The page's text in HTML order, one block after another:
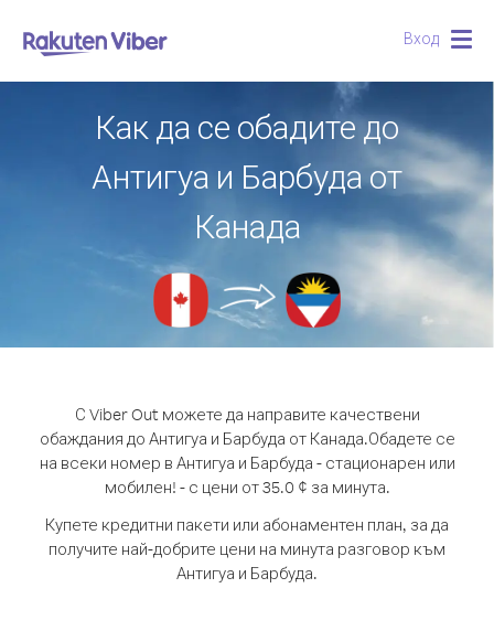
Вход
Как да се обадите до
Антигуа и Барбуда от
Канада
С Viber Out можете да направите качествени
обаждания до Антигуа и Барбуда от Канада.Обадете се
на всеки номер в Антигуа и Барбуда - стационарен или
мобилен! - с цени от 35.0 ¢ за минута.
Купете кредитни пакети или абонаментен план, за да
получите най-добрите цени на минута разговор към
Антигуа и Барбуда.